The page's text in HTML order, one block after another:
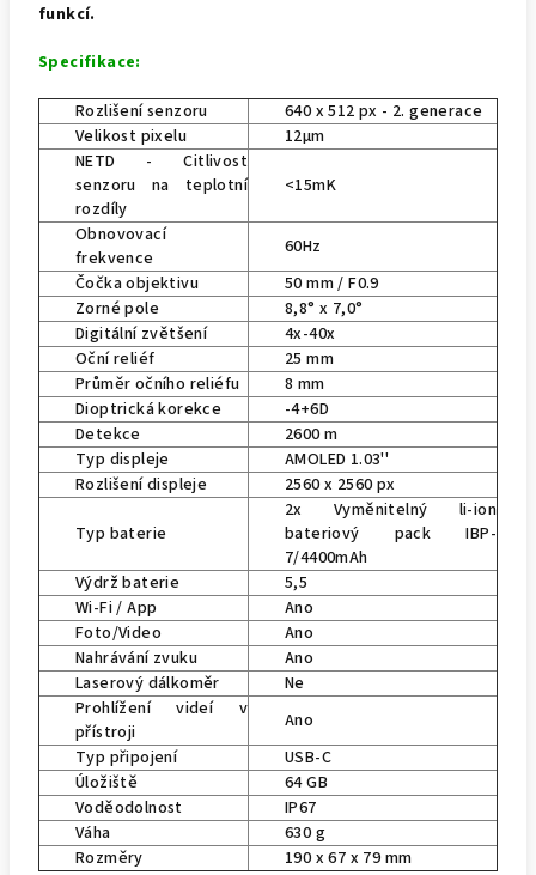
funkcí.
Specifikace:
Rozlišení senzoru
640 x 512 px - 2. generace
Velikost pixelu
12µm
NETD - Citlivost
senzoru na teplotní
rozdíly
<15mK
Obnovovací
frekvence
60Hz
Čočka objektivu
50 mm / F0.9
Zorné pole
8,8° x 7,0°
Digitální zvětšení
4x-40x
Oční reliéf
25 mm
Průměr očního reliéfu
8 mm
Dioptrická korekce
-4+6D
Detekce
2600 m
Typ displeje
AMOLED 1.03''
Rozlišení displeje
2560 x 2560 px
Typ baterie
2x Vyměnitelný li-ion
bateriový pack IBP-
7/4400mAh
Výdrž baterie
5,5
Wi-Fi / App
Ano
Foto/Video
Ano
Nahrávání zvuku
Ano
Laserový dálkoměr
Ne
Prohlížení videí v
přístroji
Ano
Typ připojení
USB-C
Úložiště
64 GB
Voděodolnost
IP67
Váha
630 g
Rozměry
190 x 67 x 79 mm